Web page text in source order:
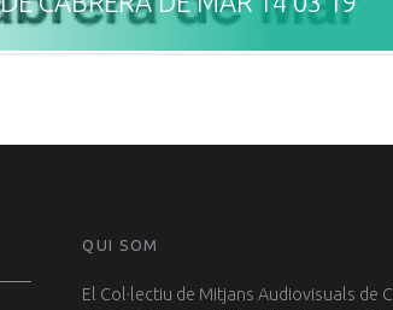
QUI SOM
El Col·lectiu de Mitjans Audiovisuals de